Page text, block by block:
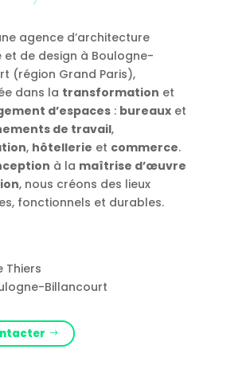
agence d’architecture
et de design à Boulogne-
(région Grand Paris),
dans la transformation et
d’espaces : bureaux et
de travail,
, hôtellerie et commerce.
à la maîtrise d’œuvre
, nous créons des lieux
fonctionnels et durables.
Thiers
Billancourt